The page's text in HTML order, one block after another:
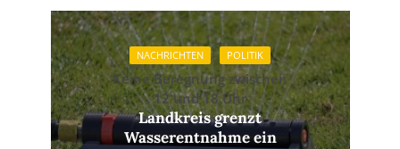
NACHRICHTEN POLITIK
Keine Beregnung zwischen
12 und 18 Uhr
Landkreis grenzt
Wasserentnahme ein